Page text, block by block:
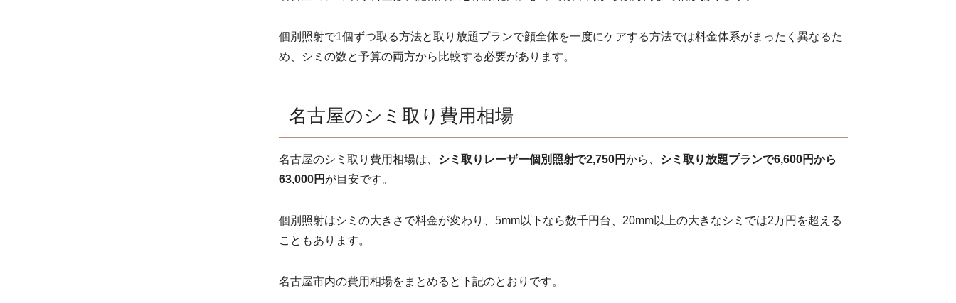
個別照射で1個ずつ取る方法と取り放題プランで顔全体を一度にケアする方法では料金体系がまったく異なるた
め、シミの数と予算の両方から比較する必要があります。
名古屋のシミ取り費用相場
名古屋のシミ取り費用相場は、 シミ取りレーザー個別照射で2,750円から、 シミ取り放題プランで6,600円から
63,000円 が目安です。
個別照射はシミの大きさで料金が変わり、5mm以下なら数千円台、20mm以上の大きなシミでは2万円を超える
こともあります。
名古屋市内の費用相場をまとめると下記のとおりです。